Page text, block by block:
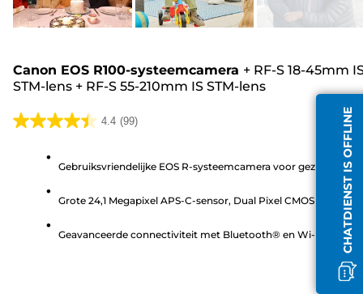
Canon EOS R100-systeemcamera + RF-S 18-45mm
STM-lens + RF-S 55-210mm IS STM-lens
4.4 (99)
4.4
sterren.
Gebruiksvriendelijke EOS R-systeemcamera voor gezinnen
Grote 24,1 Megapixel APS-C-sensor, Dual Pixel CMOS Auto
Geavanceerde connectiviteit met Bluetooth® en Wi-Fi CHATDIENST IS OFFLINE